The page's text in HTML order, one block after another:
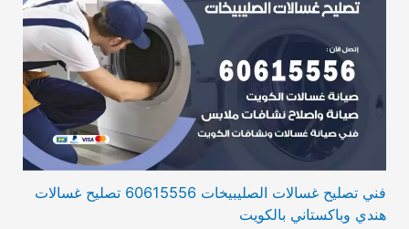
فني تصليح غسالات الصليبيخات 60615556 تصليح غسالات
هندي وباكستاني بالكويت